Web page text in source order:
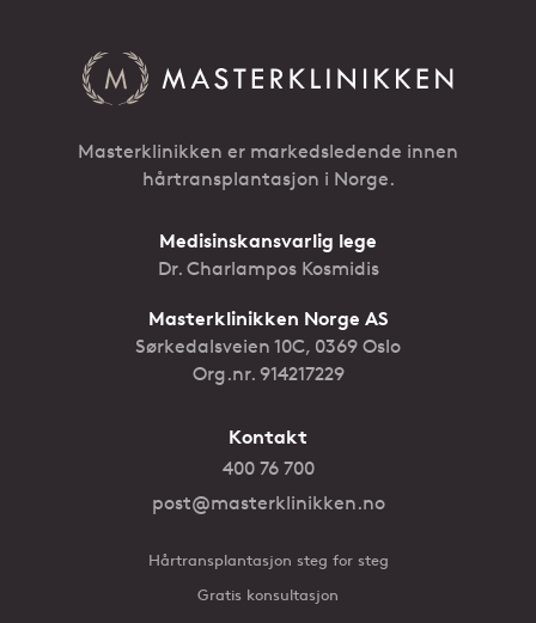
Masterklinikken er markedsledende innen
hårtransplantasjon i Norge.
Medisinskansvarlig lege
Dr. Charlampos Kosmidis
Masterklinikken Norge AS
Sørkedalsveien 10C, 0369 Oslo
Org.nr. 914217229
Kontakt
400 76 700
post@masterklinikken.no
Hårtransplantasjon steg for steg
Gratis konsultasjon